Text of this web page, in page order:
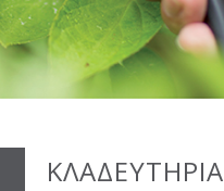
ΚΛΑΔΕΥΤΗΡΙΑ